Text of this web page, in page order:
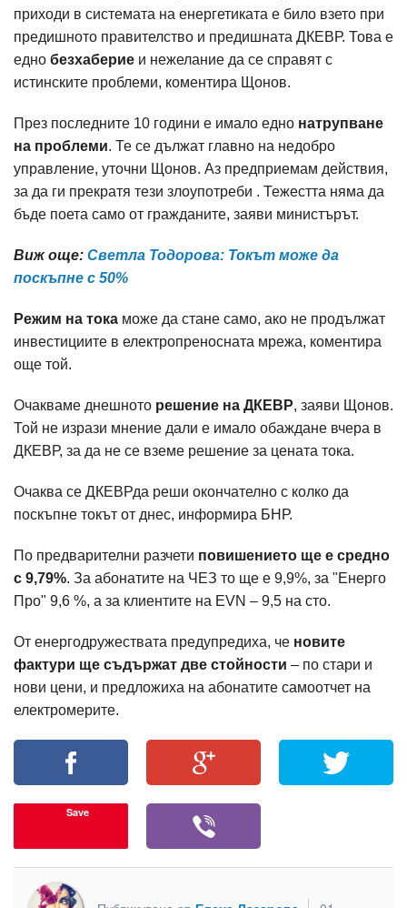
приходи в системата на енергетиката е било взето при
предишното правителство и предишната ДКЕВР. Това е
едно безхаберие и нежелание да се справят с
истинските проблеми, коментира Щонов.
През последните 10 години е имало едно натрупване
на проблеми. Те се дължат главно на недобро
управление, уточни Щонов. Аз предприемам действия,
за да ги прекратя тези злоупотреби . Тежестта няма да
бъде поета само от гражданите, заяви министърът.
Виж още: Светла Тодорова: Токът може да
поскъпне с 50%
Режим на тока може да стане само, ако не продължат
инвестициите в електропреносната мрежа, коментира
още той.
Очакваме днешното решение на ДКЕВР, заяви Щонов.
Той не изрази мнение дали е имало обаждане вчера в
ДКЕВР, за да не се вземе решение за цената тока.
Очаква се ДКЕВРда реши окончателно с колко да
поскъпне токът от днес, информира БНР.
По предварителни разчети повишението ще е средно
с 9,79%. За абонатите на ЧЕЗ то ще е 9,9%, за "Енерго
Про" 9,6 %, а за клиентите на EVN – 9,5 на сто.
От енергодружествата предупредиха, че новите
фактури ще съдържат две стойности – по стари и
нови цени, и предложиха на абонатите самоотчет на
електромерите.
Save